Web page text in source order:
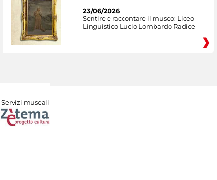
23/06/2026
Sentire e raccontare il museo: Liceo
Linguistico Lucio Lombardo Radice
Servizi museali